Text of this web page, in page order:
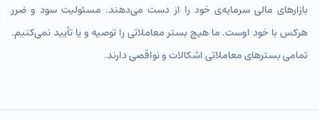
بازارهای مالی سرمایه‌ی خود را از دست می‌دهند. مسئولیت سود و ضرر
هرکس با خود اوست. ما هیچ بستر معاملاتی را توصیه و یا تأیید نمی‌کنیم.
تمامی بسترهای معاملاتی اشکالات و نواقصی دارند.